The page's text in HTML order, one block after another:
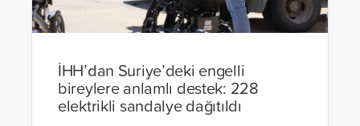
İHH’dan Suriye’deki engelli
bireylere anlamlı destek: 228
elektrikli sandalye dağıtıldı